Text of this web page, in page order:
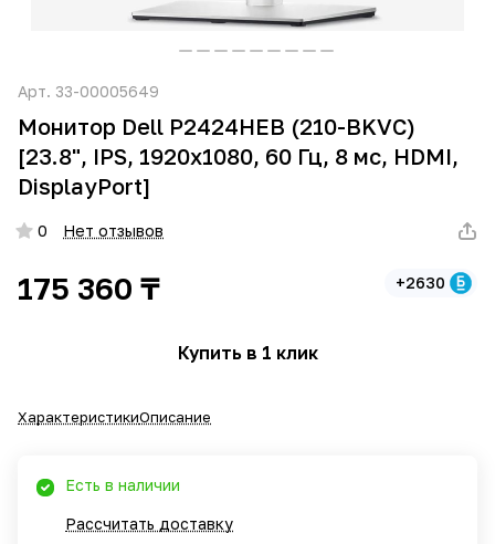
Арт. 33-00005649
Монитор Dell P2424HEB (210-BKVC)
[23.8", IPS, 1920x1080, 60 Гц, 8 мс, HDMI,
DisplayPort]
0 Нет отзывов
175 360 ₸ +2630
Купить в 1 клик
ХарактеристикиОписание
Есть в наличии
Рассчитать доставку